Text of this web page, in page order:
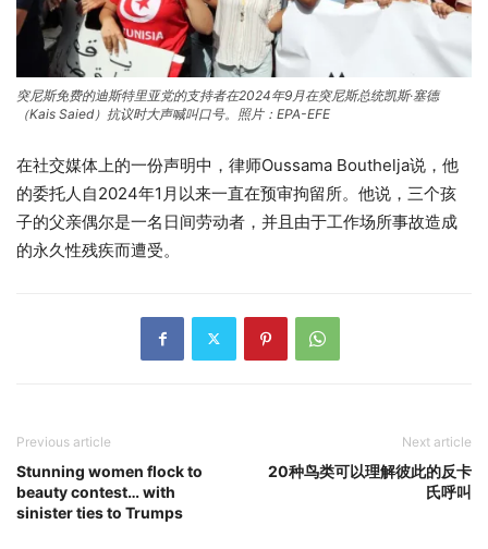
突尼斯免费的迪斯特里亚党的支持者在2024年9月在突尼斯总统凯斯·塞德
（Kais Saied）抗议时大声喊叫口号。照片：EPA-EFE
在社交媒体上的一份声明中，律师Oussama Bouthelja说，他
的委托人自2024年1月以来一直在预审拘留所。他说，三个孩
子的父亲偶尔是一名日间劳动者，并且由于工作场所事故造成
的永久性残疾而遭受。
Previous article
Stunning women flock to
beauty contest… with
sinister ties to Trumps
Next article
20种鸟类可以理解彼此的反卡
氏呼叫